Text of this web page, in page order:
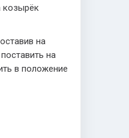
козырёк
на
на
в положение